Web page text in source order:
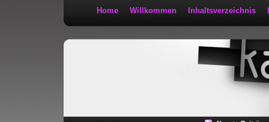
Home Willkommen Inhaltsverzeichnis